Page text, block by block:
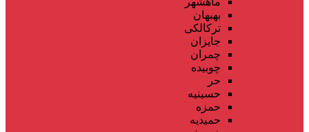
بهبهان
ترکالکی
جایزان
چمران
چوبیده
حر
حسینیه
حمزه
حمیدیه